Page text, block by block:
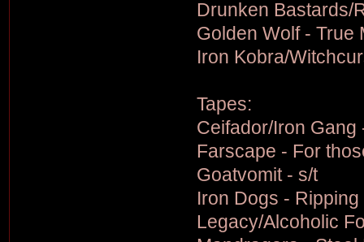
Drunken Bastards/
Golden Wolf - True
Iron Kobra/
Tapes:
Ceifador/Iron
Farscape - For
Goatvomit - s/t
Iron Dogs - Ripping
Legacy/Alcoholic